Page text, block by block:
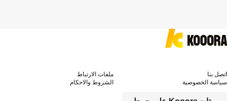
اتصل بنا
ملفات الارتباط
سياسة الخصوصية
الشروط والاحكام